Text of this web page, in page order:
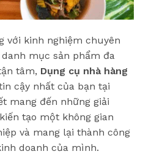
với kinh nghiệm chuyên
mục sản phẩm đa
tâm, Dụng cụ nhà hàng
cậy nhất của bạn tại
mang đến những giải
tạo một không gian
và mang lại thành công
doanh của mình.